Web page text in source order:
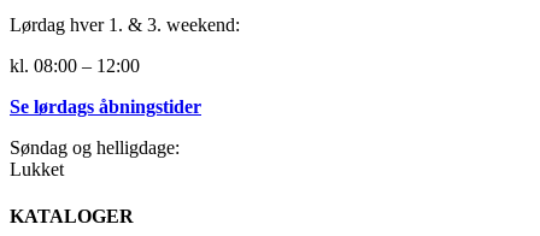
Lørdag hver 1. & 3. weekend:
kl. 08:00 – 12:00
Se lørdags åbningstider
Søndag og helligdage:
Lukket
KATALOGER